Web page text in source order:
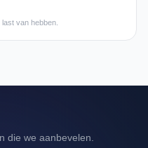
van hebben.
die we aanbevelen.